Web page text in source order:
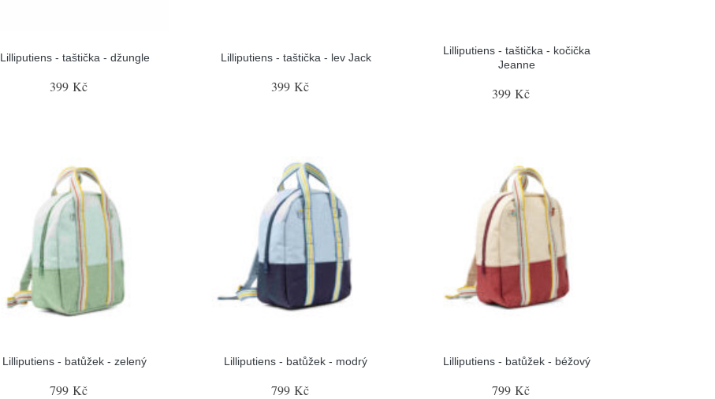
Lilliputiens - taštička - džungle
399 Kč
Lilliputiens - taštička - lev Jack
399 Kč
Lilliputiens - taštička - kočička
Jeanne
399 Kč
Lilliputiens - batůžek - zelený
799 Kč
Lilliputiens - batůžek - modrý
799 Kč
Lilliputiens - batůžek - béžový
799 Kč